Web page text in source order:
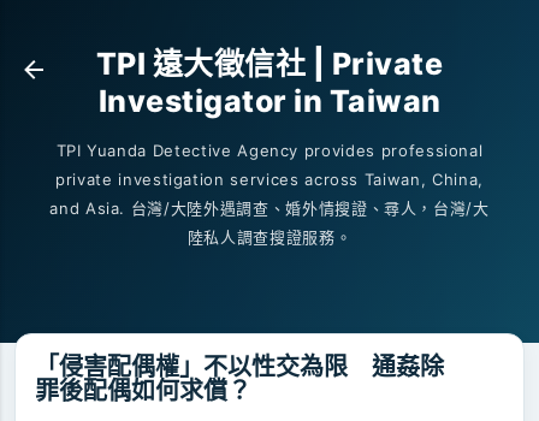
TPI 遠大徵信社 | Private
Investigator in Taiwan
TPI Yuanda Detective Agency provides professional
private investigation services across Taiwan, China,
and Asia. 台灣/大陸外遇調查、婚外情搜證、尋人，台灣/大
陸私人調查搜證服務。
「侵害配偶權」不以性交為限 通姦除
罪後配偶如何求償？